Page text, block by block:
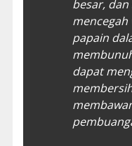
besar,
mencegah
papain
dapat